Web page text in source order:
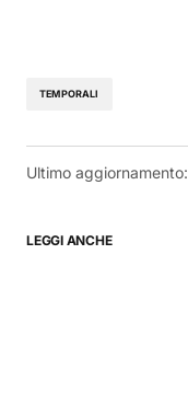
TEMPORALI
Ultimo aggiornamento:
LEGGI ANCHE